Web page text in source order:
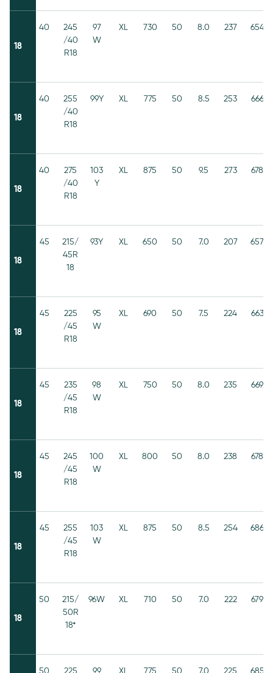
18
40
245
/40
R18
97
W
XL 730 50 8.0 237 654
18
40
255
/40
R18
99Y XL 775 50 8.5 253 666
18
40
275
/40
R18
103
Y
XL 875 50 9.5 273 678
18
45
215/
45R
18
93Y XL 650 50 7.0 207 657
18
45
225
/45
R18
95
W
XL 690 50 7.5 224 663
18
45
235
/45
R18
98
W
XL 750 50 8.0 235 669
18
45
245
/45
R18
100
W
XL 800 50 8.0 238 678
18
45
255
/45
R18
103
W
XL 875 50 8.5 254 686
18
50
215/
50R
18*
96W XL 710 50 7.0 222 679
50 225 99 XL 775 50 7.0 225 685